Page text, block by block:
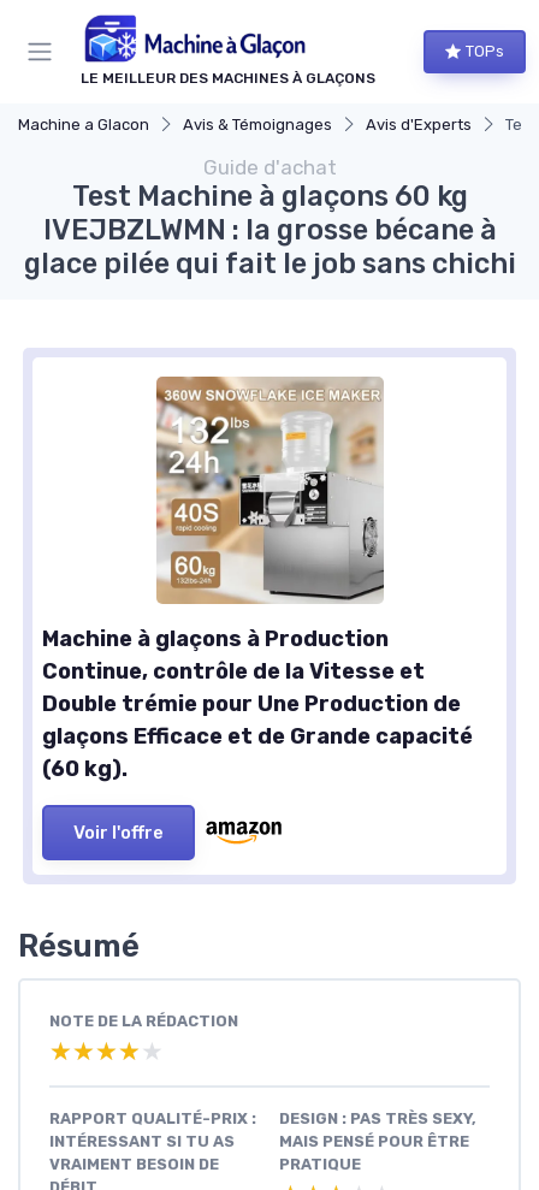
LE MEILLEUR DES MACHINES À GLAÇONS
TOPs
Machine a Glacon Avis & Témoignages Avis d'Experts
Guide d'achat
Test Machine à glaçons 60 kg
IVEJBZLWMN : la grosse bécane à
glace pilée qui fait le job sans chichi
Machine à glaçons à Production
Continue, contrôle de la Vitesse et
Double trémie pour Une Production de
glaçons Efficace et de Grande capacité
(60 kg).
Voir l'offre
Résumé
NOTE DE LA RÉDACTION
★★★★★
★★★★★
RAPPORT QUALITÉ-PRIX :
INTÉRESSANT SI TU AS
VRAIMENT BESOIN DE
DESIGN : PAS TRÈS SEXY,
MAIS PENSÉ POUR ÊTRE
PRATIQUE
Panneau de gestion des cookies